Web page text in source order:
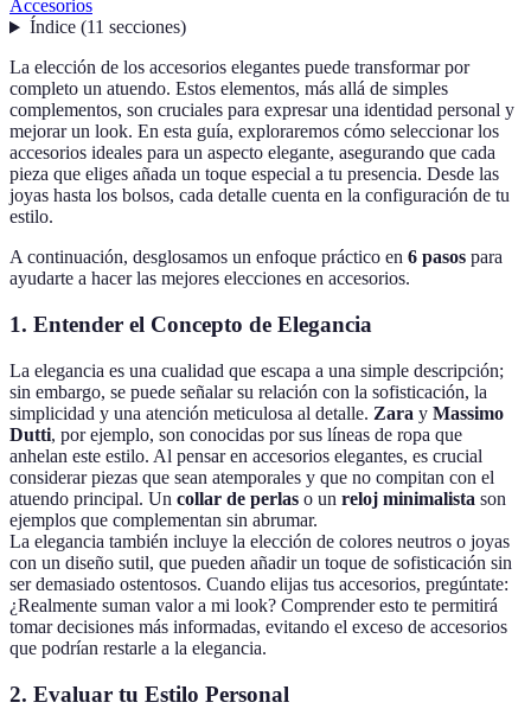
Accesorios
Índice(11 secciones)
La elección de los accesorios elegantes puede transformar por
completo un atuendo. Estos elementos, más allá de simples
complementos, son cruciales para expresar una identidad personal y
mejorar un look. En esta guía, exploraremos cómo seleccionar los
accesorios ideales para un aspecto elegante, asegurando que cada
pieza que eliges añada un toque especial a tu presencia. Desde las
joyas hasta los bolsos, cada detalle cuenta en la configuración de tu
estilo.
A continuación, desglosamos un enfoque práctico en 6 pasos para
ayudarte a hacer las mejores elecciones en accesorios.
1. Entender el Concepto de Elegancia
La elegancia es una cualidad que escapa a una simple descripción;
sin embargo, se puede señalar su relación con la sofisticación, la
simplicidad y una atención meticulosa al detalle. Zara y Massimo
Dutti, por ejemplo, son conocidas por sus líneas de ropa que
anhelan este estilo. Al pensar en accesorios elegantes, es crucial
considerar piezas que sean atemporales y que no compitan con el
atuendo principal. Un collar de perlas o un reloj minimalista son
ejemplos que complementan sin abrumar.
La elegancia también incluye la elección de colores neutros o joyas
con un diseño sutil, que pueden añadir un toque de sofisticación sin
ser demasiado ostentosos. Cuando elijas tus accesorios, pregúntate:
¿Realmente suman valor a mi look? Comprender esto te permitirá
tomar decisiones más informadas, evitando el exceso de accesorios
que podrían restarle a la elegancia.
2. Evaluar tu Estilo Personal